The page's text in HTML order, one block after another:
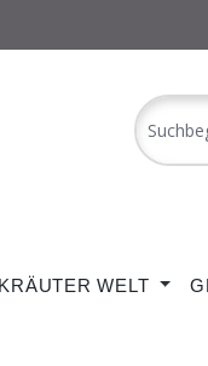
KRÄUTER WELT